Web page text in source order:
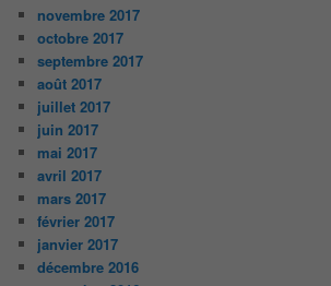
novembre 2017
octobre 2017
septembre 2017
août 2017
juillet 2017
juin 2017
mai 2017
avril 2017
mars 2017
février 2017
janvier 2017
décembre 2016